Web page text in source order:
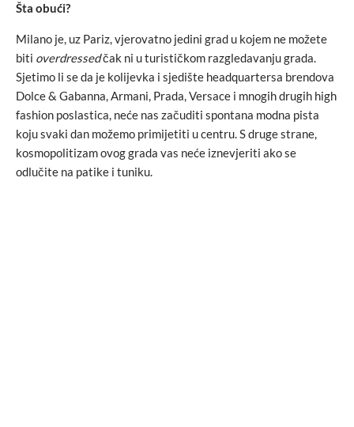
Šta obući?
Milano je, uz Pariz, vjerovatno jedini grad u kojem ne možete
biti overdressedčak ni u turističkom razgledavanju grada.
Sjetimo li se da je kolijevka i sjedište headquartersa brendova
Dolce & Gabanna, Armani, Prada, Versace i mnogih drugih high
fashion poslastica, neće nas začuditi spontana modna pista
koju svaki dan možemo primijetiti u centru. S druge strane,
kosmopolitizam ovog grada vas neće iznevjeriti ako se
odlučite na patike i tuniku.